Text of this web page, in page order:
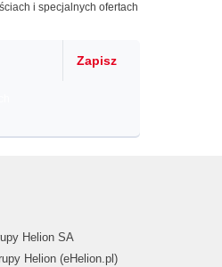
i specjalnych ofertach
Zapisz
Helion SA
Helion (eHelion.pl)